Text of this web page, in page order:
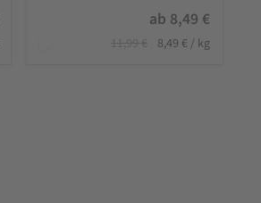
ab 8,49€
Ursprünglicher
8,49 € Aktueller
/ kg